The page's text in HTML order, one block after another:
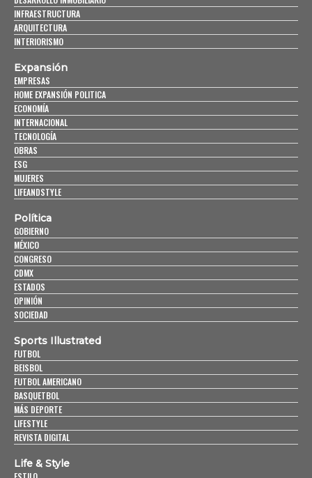
INFRAESTRUCTURA
ARQUITECTURA
INTERIORISMO
Expansión
EMPRESAS
HOME EXPANSIÓN POLITICA
ECONOMÍA
INTERNACIONAL
TECNOLOGÍA
OBRAS
ESG
MUJERES
LIFEANDSTYLE
Política
GOBIERNO
MÉXICO
CONGRESO
CDMX
ESTADOS
OPINIÓN
SOCIEDAD
Sports Illustrated
FUTBOL
BEISBOL
FUTBOL AMERICANO
BASQUETBOL
MÁS DEPORTE
LIFESTYLE
REVISTA DIGITAL
Life & Style